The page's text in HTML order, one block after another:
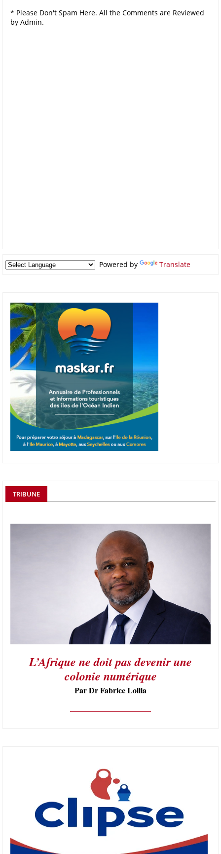
* Please Don't Spam Here. All the Comments are Reviewed
by Admin.
Powered by Translate
TRIBUNE
L’Afrique ne doit pas devenir une
colonie numérique
Par Dr Fabrice Lollia